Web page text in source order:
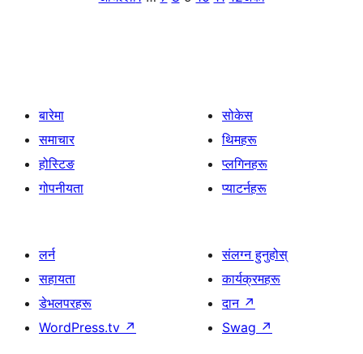
बारेमा
समाचार
होस्टिङ
गोपनीयता
सोकेस
थिमहरू
प्लगिनहरू
प्याटर्नहरू
लर्न
सहायता
डेभलपरहरू
WordPress.tv ↗
संलग्न हुनुहोस्
कार्यक्रमहरू
दान ↗
Swag ↗